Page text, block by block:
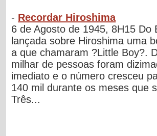
- Recordar Hiroshima
6 de Agosto de 1945, 8H15 Do
lançada sobre Hiroshima uma
a que chamaram ?Little Boy?.
milhar de pessoas foram
imediato e o número cresceu
140 mil durante os meses que
Três...